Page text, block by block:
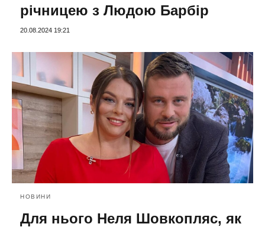
річницею з Людою Барбір
20.08.2024 19:21
НОВИНИ
Для нього Неля Шовкопляс, як